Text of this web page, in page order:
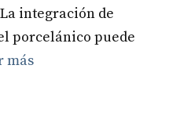
integración de
porcelánico puede
más